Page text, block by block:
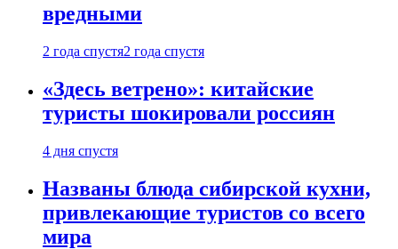
вредными
2 года спустя2 года спустя
«Здесь ветрено»: китайские
туристы шокировали россиян
4 дня спустя
Названы блюда сибирской кухни,
привлекающие туристов со всего
мира